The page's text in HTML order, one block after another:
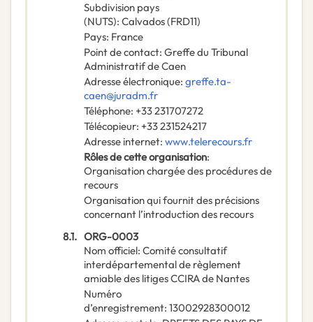
Subdivision pays
(NUTS): Calvados(FRD11)
Pays: France
Point de contact: Greffe du Tribunal
Administratif de Caen
Adresse électronique: greffe.ta-
caen@juradm.fr
Téléphone: +33 231707272
Télécopieur: +33 231524217
Adresse internet: www.telerecours.fr
Rôles de cette organisation:
Organisation chargée des procédures de
recours
Organisation qui fournit des précisions
concernant l’introduction des recours
8.1. ORG-0003
Nom officiel: Comité consultatif
interdépartemental de règlement
amiable des litiges CCIRA de Nantes
Numéro
d’enregistrement: 13002928300012